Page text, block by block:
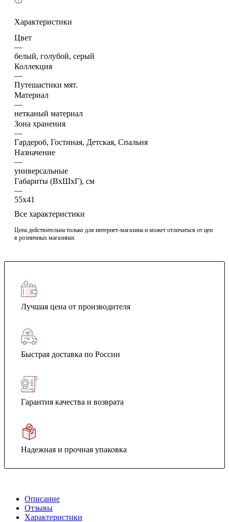
Характеристики
Цвет
—
белый, голубой, серый
Коллекция
—
Путешастики мят.
Материал
—
нетканый материал
Зона хранения
—
Гардероб, Гостиная, Детская, Спальня
Назначение
—
универсальные
Габариты (ВхШхГ), см
—
55х41
Все характеристики
Цена действительна только для интернет-магазина и может отличаться от цен
в розничных магазинах
Лучшая цена от производителя
Быстрая доставка по России
Гарантия качества и возврата
Надежная и прочная упаковка
Описание
Отзывы
Характеристики